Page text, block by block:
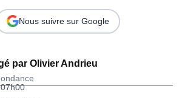
par Olivier Andrieu
Nous suivre sur Google